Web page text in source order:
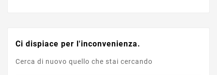
Ci dispiace per l'inconvenienza.
Cerca di nuovo quello che stai cercando